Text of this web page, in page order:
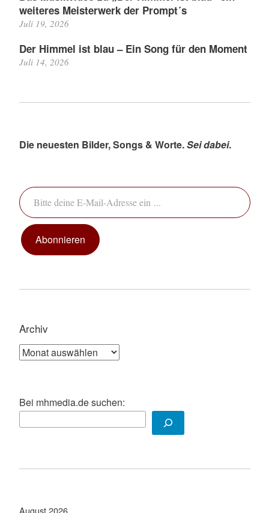
weiteres Meisterwerk der Prompt´s
Juli 19, 2026
Der Himmel ist blau – Ein Song für den Moment
Juli 14, 2026
Die neuesten Bilder, Songs & Worte.Sei dabei.
Bitte deine E-Mail-Adresse ein ...
Abonnieren
Archiv
Archiv
Bei mhmedia.de suchen:
August 2026